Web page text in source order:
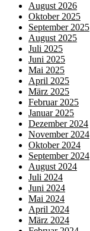
August 2026
Oktober 2025
September 2025
August 2025
Juli 2025
Juni 2025
Mai 2025
April 2025
März 2025
Februar 2025
Januar 2025
Dezember 2024
November 2024
Oktober 2024
September 2024
August 2024
Juli 2024
Juni 2024
Mai 2024
April 2024
März 2024